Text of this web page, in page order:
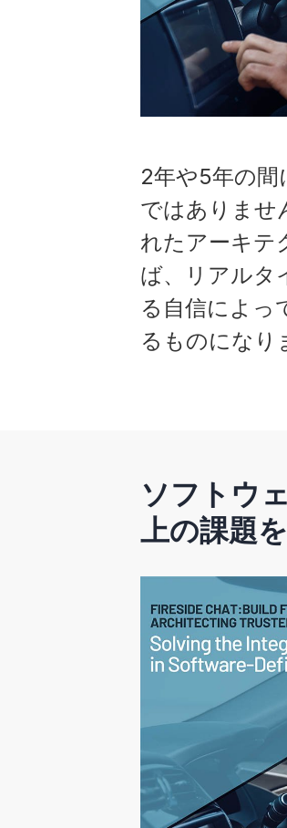
2年や5年の間
ではありませ
れたアーキテ
ば、リアルタ
る自信によっ
るものになり
ソフトウ
上の課題